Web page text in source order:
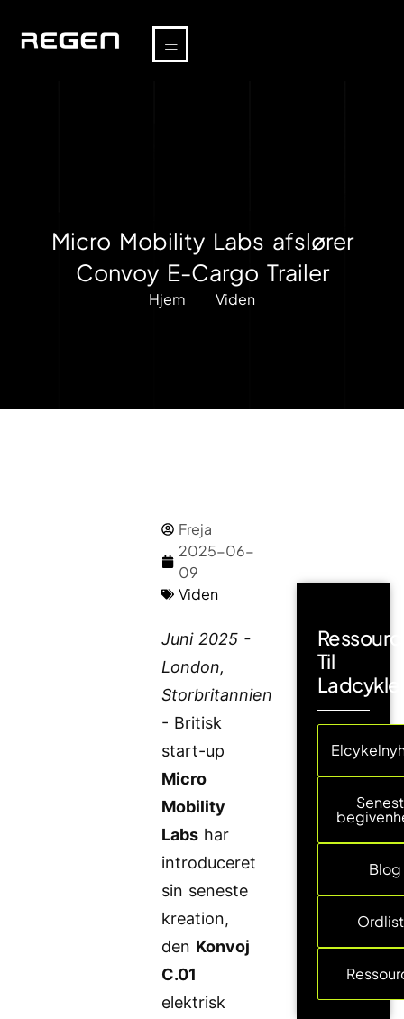
Micro Mobility Labs afslører
Convoy E-Cargo Trailer
Hjem Viden
Freja
2025-06-
09
Viden
Juni 2025 -
London,
Storbritannien
- Britisk
start-up
Micro
Mobility
Labs har
introduceret
sin seneste
kreation,
den Konvoj
C.01
elektrisk
Til
Blog